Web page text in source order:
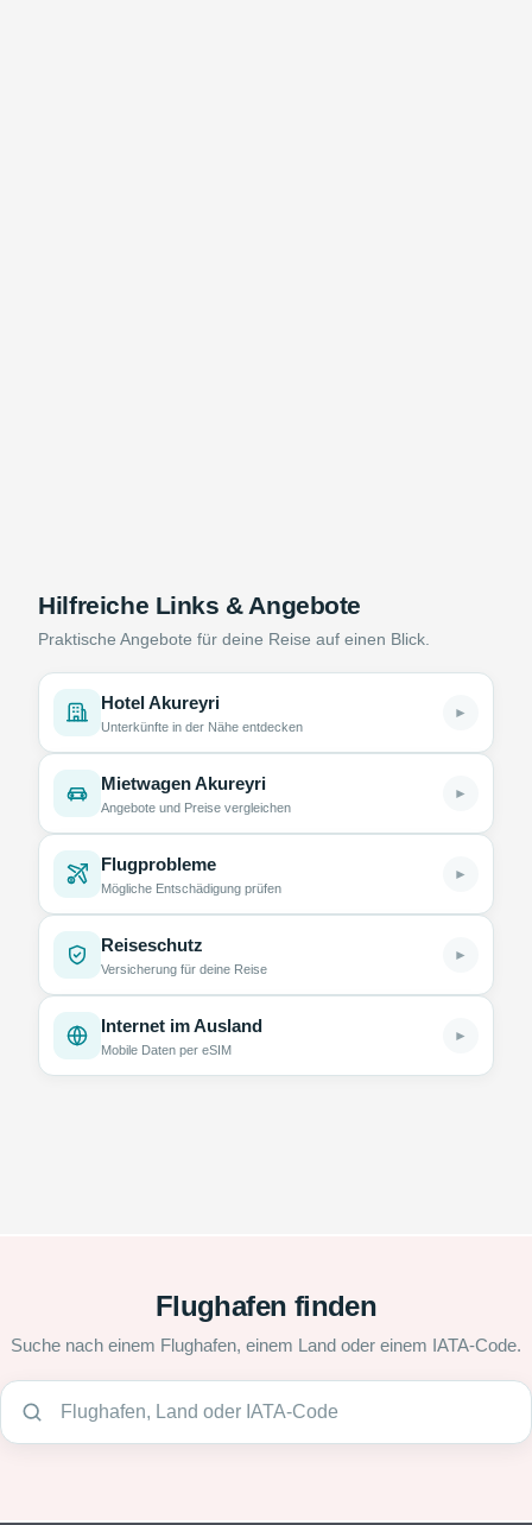
Hilfreiche Links & Angebote
Praktische Angebote für deine Reise auf einen Blick.
Hotel Akureyri
Unterkünfte in der Nähe entdecken
►
Mietwagen Akureyri
Angebote und Preise vergleichen
►
Flugprobleme
Mögliche Entschädigung prüfen
►
Reiseschutz
Versicherung für deine Reise
►
Internet im Ausland
Mobile Daten per eSIM
►
Flughafen finden
Suche nach einem Flughafen, einem Land oder einem IATA-Code.